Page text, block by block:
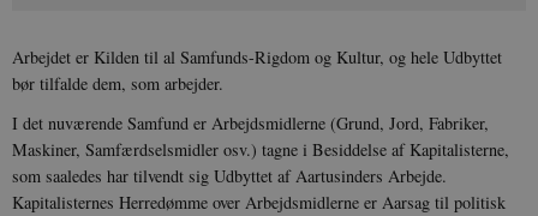
Arbejdet er Kilden til al Samfunds-Rigdom og Kultur, og hele Udbyttet
bør tilfalde dem, som arbejder.
I det nuværende Samfund er Arbejdsmidlerne (Grund, Jord, Fabriker,
Maskiner, Samfærdselsmidler osv.) tagne i Besid­delse af Kapitalisterne,
som saaledes har tilvendt sig Udbyttet af Aartusinders Arbejde.
Kapitalisternes Herredømme over Arbejdsmidlerne er Aarsag til politisk